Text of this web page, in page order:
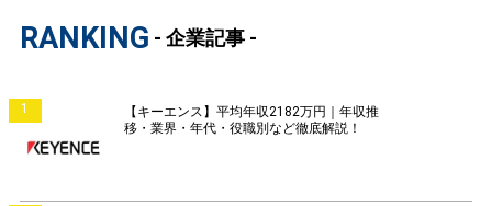
RANKING - 企業記事 -
1
【キーエンス】平均年収2182万円｜年収推
移・業界・年代・役職別など徹底解説！